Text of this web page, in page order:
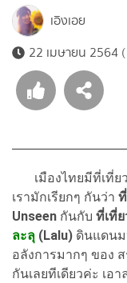
เอิงเอย
22 เมษายน 2564
เมืองไทยมีที่เที่ยว
เรามักเรียกๆ กันว่า
Unseen กันกับ ที่เที่
ละลุ (Lalu) ดินแดนม
อลังการมากๆ ของ
กันเลยทีเดียวค่ะ เอา